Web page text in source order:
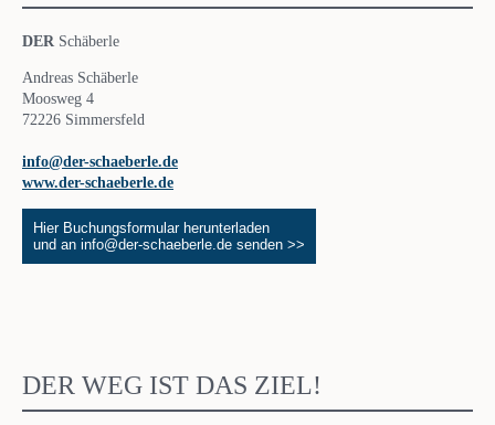
DER Schäberle
Andreas Schäberle
Moosweg 4
72226 Simmersfeld
info@der-schaeberle.de
www.der-schaeberle.de
Hier Buchungsformular herunterladen
und an info@der-schaeberle.de senden >>
DER WEG IST DAS ZIEL!